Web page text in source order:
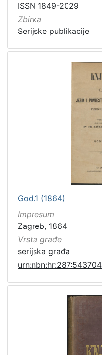
ISSN 1849-2029
Zbirka
Serijske publikacije
God.1 (1864)
Impresum
Zagreb, 1864
Vrsta građe
serijska građa
urn:nbn:hr:287:543704